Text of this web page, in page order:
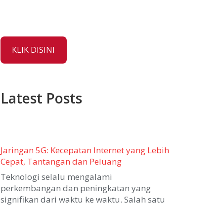
KLIK DISINI
Latest Posts
Jaringan 5G: Kecepatan Internet yang Lebih
Cepat, Tantangan dan Peluang
Teknologi selalu mengalami
perkembangan dan peningkatan yang
signifikan dari waktu ke waktu. Salah satu